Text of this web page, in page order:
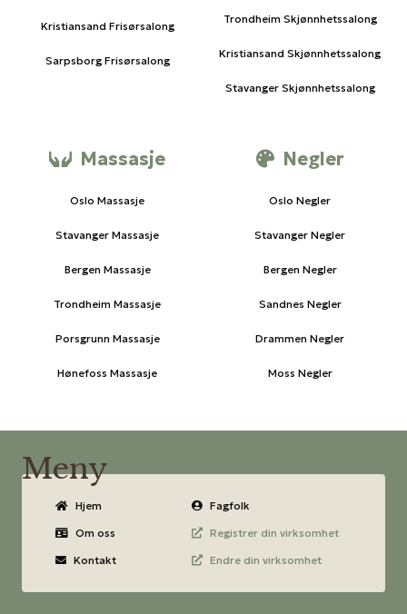
Kristiansand Frisørsalong
Sarpsborg Frisørsalong
Trondheim Skjønnhetssalong
Kristiansand Skjønnhetssalong
Stavanger Skjønnhetssalong
Massasje
Oslo Massasje
Stavanger Massasje
Bergen Massasje
Trondheim Massasje
Porsgrunn Massasje
Hønefoss Massasje
Negler
Oslo Negler
Stavanger Negler
Bergen Negler
Sandnes Negler
Drammen Negler
Moss Negler
Meny
Hjem
Om oss
Kontakt
Fagfolk
Registrer din virksomhet
Endre din virksomhet